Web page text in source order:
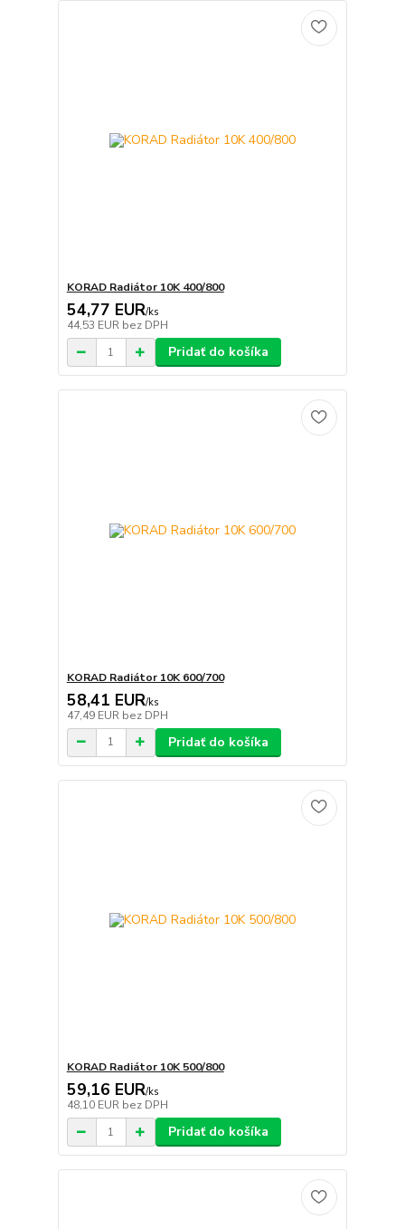
KORAD Radiátor 10K 400/800
54,77 EUR/ks
44,53 EUR bez DPH
Pridať do košíka
KORAD Radiátor 10K 600/700
58,41 EUR/ks
47,49 EUR bez DPH
Pridať do košíka
KORAD Radiátor 10K 500/800
59,16 EUR/ks
48,10 EUR bez DPH
Pridať do košíka